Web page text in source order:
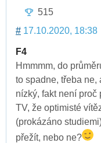
515
# 17.10.2020, 18:38
F4
Hmmmm, do
to spadne, třeba ne,
nízký, fakt není proč
TV, že optimisté
(prokázáno
přežít, nebo ne?